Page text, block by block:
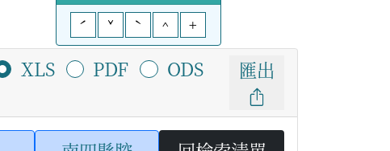
ˊ
ˇ ˋ ^ +
XLS PDF ODS 匯出